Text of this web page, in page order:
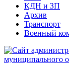
КДН и ЗП
Архив
Транспорт
Военный